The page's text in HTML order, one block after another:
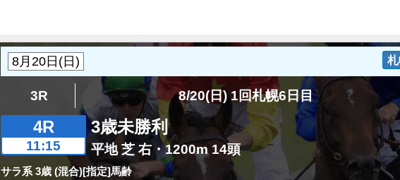
3R 8/20(日) 1回札幌6日目
4R
11:15
3歳未勝利
平地 芝 右・1200m 14頭
サラ系 3歳 (混合)[指定]馬齢